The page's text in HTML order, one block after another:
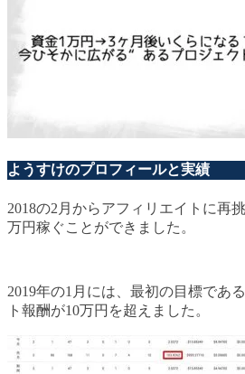
ようすけのプロフィールと実績
2018の2月からアフィリエイトに再
万円稼ぐことができました。
2019年の1月には、最初の目標であ
ト報酬が10万円を超えました。